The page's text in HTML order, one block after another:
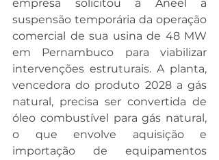
empresa solicitou à Aneel a
suspensão temporária da operação
comercial de sua usina de 48 MW
em Pernambuco para viabilizar
intervenções estruturais. A planta,
vencedora do produto 2028 a gás
natural, precisa ser convertida de
óleo combustível para gás natural,
o que envolve aquisição e
importação de equipamentos